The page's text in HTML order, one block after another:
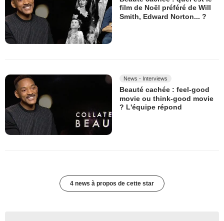
film de Noël préféré de Will
Smith, Edward Norton... ?
News - Interviews
Beauté cachée : feel-good
movie ou think-good movie
? L'équipe répond
4 news à propos de cette star